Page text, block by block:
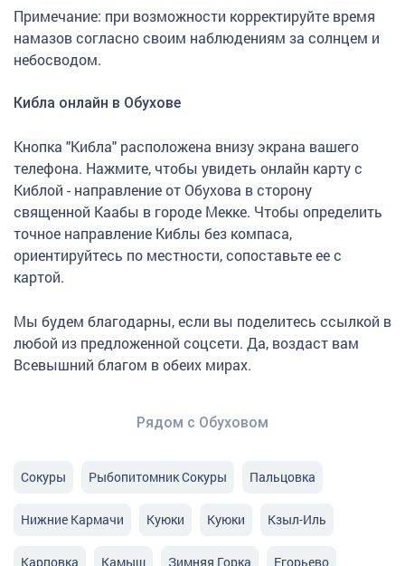
Примечание: при возможности корректируйте время
намазов согласно своим наблюдениям за солнцем и
небосводом.
Кибла онлайн в Обухове
Кнопка "Кибла" расположена внизу экрана вашего
телефона. Нажмите, чтобы увидеть онлайн карту с
Киблой - направление от Обухова в сторону
священной Каабы в городе Мекке. Чтобы определить
точное направление Киблы без компаса,
ориентируйтесь по местности, сопоставьте ее с
картой.
Мы будем благодарны, если вы поделитесь ссылкой в
любой из предложенной соцсети. Да, воздаст вам
Всевышний благом в обеих мирах.
Рядом с Обуховом
Сокуры Рыбопитомник Сокуры Пальцовка
Нижние Кармачи Куюки Куюки Кзыл-Иль
Карповка Камыш Зимняя Горка Егорьево